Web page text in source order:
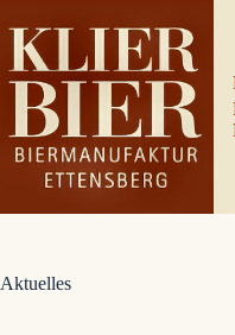
Inhalt
springen
Aktuelles